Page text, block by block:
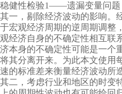
稳健性检验1——遗漏变量问题
其一，剔除经济波动的影响。
于宏观经济周期的逆周期调整
观经济自身的不确定性相互联
济本身的不确定性可能是一个
将其分离开来。为此本文使用
速的标准差来衡量经济波动所
其二，考虑行业和地区的时变